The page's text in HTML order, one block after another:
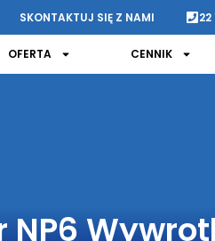
SKONTAKTUJ SIĘ Z NAMI 22
OFERTA CENNIK
NP6